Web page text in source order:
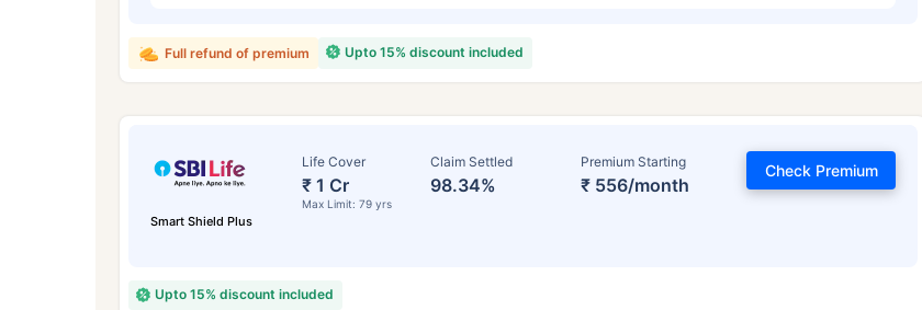
Upto 15% discount included
Full refund of premium
Smart Shield Plus
Life Cover
₹ 1 Cr
Max Limit: 79 yrs
Claim Settled
98.34%
Premium Starting
₹ 556/month
Check Premium
Upto 15% discount included